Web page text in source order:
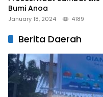
Bumi Anoa
January 18, 2024 4189
Berita Daerah